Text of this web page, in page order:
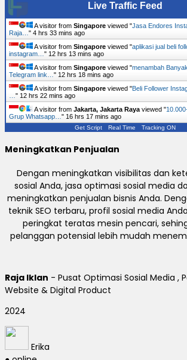
Live Traffic Feed
A visitor from Singapore viewed "Jasa Endores
Raja… " 4 hrs 33 mins ago
A visitor from Singapore viewed "aplikasi jual beli
instagram… " 12 hrs 13 mins ago
A visitor from Singapore viewed "menambah
Telegram link… " 12 hrs 18 mins ago
A visitor from Singapore viewed "Beli Follower
" 12 hrs 22 mins ago
A visitor from Jakarta, Jakarta Raya viewed "
Grup Whatsapp… " 16 hrs 17 mins ago
Get Script Real Time Tracking ON
Meningkatkan Penjualan
Dengan meningkatkan visibilitas dan
sosial Anda, jasa optimasi sosial media
meningkatkan penjualan bisnis Anda.
teknik SEO terbaru, profil sosial media
peringkat teratas mesin pencari,
pelanggan potensial lebih mudah
Raja Iklan - Pusat Optimasi Sosial Media ,
Website & Digital Product
2024
Erika